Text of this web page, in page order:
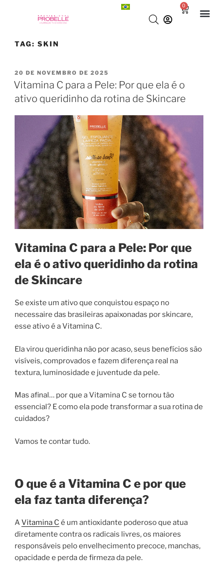
0
TAG: SKIN
20 DE NOVEMBRO DE 2025
Vitamina C para a Pele: Por que ela é o
ativo queridinho da rotina de Skincare
Vitamina C para a Pele: Por que
ela é o ativo queridinho da rotina
de Skincare
Se existe um ativo que conquistou espaço no
necessaire das brasileiras apaixonadas por skincare,
esse ativo é a Vitamina C.
Ela virou queridinha não por acaso, seus benefícios são
visíveis, comprovados e fazem diferença real na
textura, luminosidade e juventude da pele.
Mas afinal… por que a Vitamina C se tornou tão
essencial? E como ela pode transformar a sua rotina de
cuidados?
Vamos te contar tudo.
O que é a Vitamina C e por que
ela faz tanta diferença?
AVitamina C é um antioxidante poderoso que atua
diretamente contra os radicais livres, os maiores
responsáveis pelo envelhecimento precoce, manchas,
opacidade e perda de firmeza da pele.